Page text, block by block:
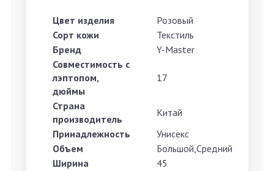
Цвет изделия
Розовый
Сорт кожи
Текстиль
Бренд
Y-Master
Совместимость с
лэптопом,
дюймы
17
Страна
производитель
Китай
Принадлежность
Унисекс
Объем
Большой,Средний
Ширина
45